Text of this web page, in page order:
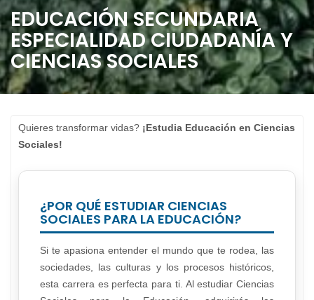
EDUCACIÓN SECUNDARIA
ESPECIALIDAD CIUDADANÍA Y
CIENCIAS SOCIALES
Quieres transformar vidas? ¡Estudia Educación en Ciencias
Sociales!
¿POR QUÉ ESTUDIAR CIENCIAS
SOCIALES PARA LA EDUCACIÓN?
Si te apasiona entender el mundo que te rodea, las
sociedades, las culturas y los procesos históricos,
esta carrera es perfecta para ti. Al estudiar Ciencias